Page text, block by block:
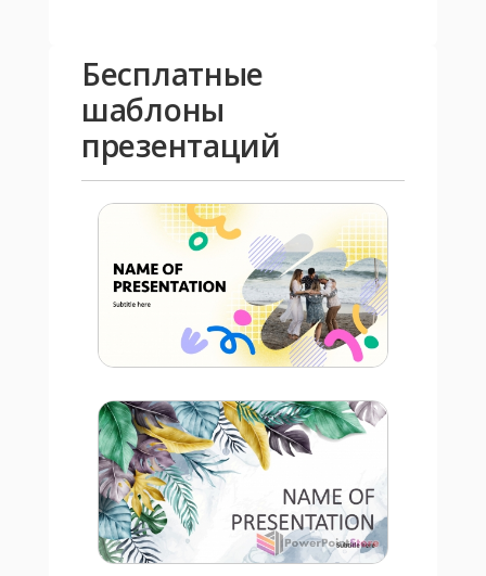
Бесплатные
шаблоны
презентаций